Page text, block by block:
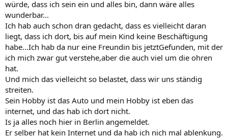
würde, dass ich sein ein und alles bin, dann wäre alles
wunderbar...
Ich hab auch schon dran gedacht, dass es vielleicht daran
liegt, dass ich dort, bis auf mein Kind keine Beschäftigung
habe...Ich hab da nur eine Freundin bis jetztGefunden, mit der
ich mich zwar gut verstehe,aber die auch viel um die ohren
hat.
Und mich das vielleicht so belastet, dass wir uns ständig
streiten.
Sein Hobby ist das Auto und mein Hobby ist eben das
internet, und das hab ich dort nicht.
Is ja alles noch hier in Berlin angemeldet.
Er selber hat kein Internet und da hab ich nich mal ablenkung.